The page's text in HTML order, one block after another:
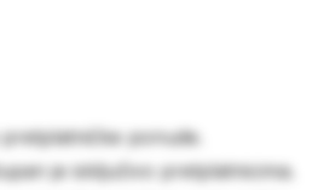
ponude.
je isključivo pretplatnicima.